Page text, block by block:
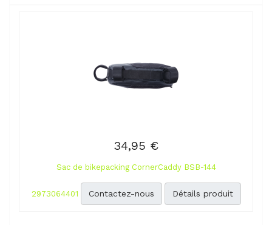
34,95 €
Sac de bikepacking CornerCaddy BSB-144
2973064401 Contactez-nous Détails produit